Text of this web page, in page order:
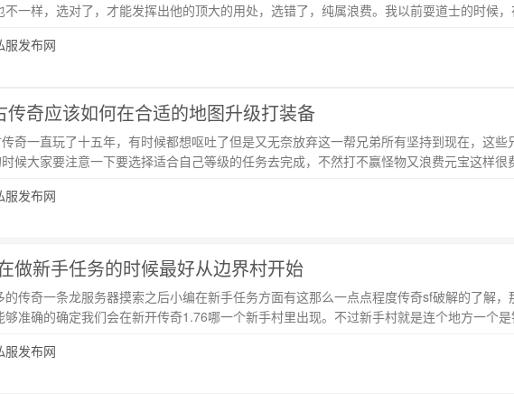
不一样，选对了，才能发挥出他的顶大的用处，选错了，纯属浪费。我以前耍道士的时候，
服发布网
传奇应该如何在合适的地图升级打装备
奇一直玩了十五年，有时候都想呕吐了但是又无奈放弃这一帮兄弟所有坚持到现在，这
候大家要注意一下要选择适合自己等级的任务去完成，不然打不赢怪物又浪费元宝这样很
服发布网
做新手任务的时候最好从边界村开始
的传奇一条龙服务器摸索之后小编在新手任务方面有这那么一点点程度传奇sf破解的了解
够准确的确定我们会在新开传奇1.76哪一个新手村里出现。不过新手村就是连个地方一个是
服发布网